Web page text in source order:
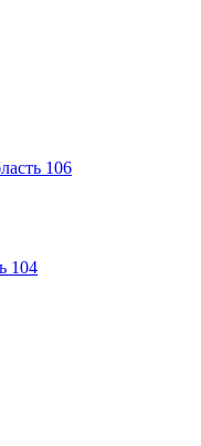
106
104